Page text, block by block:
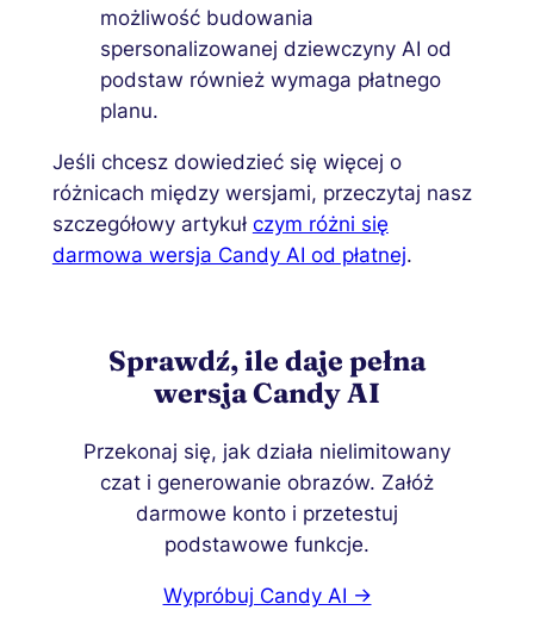
możliwość budowania
spersonalizowanej dziewczyny AI od
podstaw również wymaga płatnego
planu.
Jeśli chcesz dowiedzieć się więcej o
różnicach między wersjami, przeczytaj nasz
szczegółowy artykuł czym różni się
darmowa wersja Candy AI od płatnej.
Sprawdź, ile daje pełna
wersja Candy AI
Przekonaj się, jak działa nielimitowany
czat i generowanie obrazów. Załóż
darmowe konto i przetestuj
podstawowe funkcje.
Wypróbuj Candy AI →